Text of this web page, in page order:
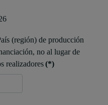
(región) de producción
no al lugar de
realizadores(*)